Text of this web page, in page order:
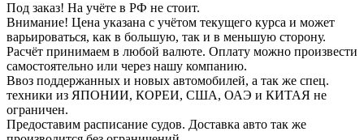
Под заказ! На учёте в РФ не стоит.
Внимание! Цена указана с учётом текущего курса и может
варьироваться, как в большую, так и в меньшую сторону.
Расчёт принимаем в любой валюте. Оплату можно произвести
самостоятельно или через нашу компанию.
Ввоз поддержанных и новых автомобилей, а так же спец.
техники из ЯПОНИИ, КОРЕИ, США, ОАЭ и КИТАЯ не
ограничен.
Предоставим расписание судов. Доставка авто так же